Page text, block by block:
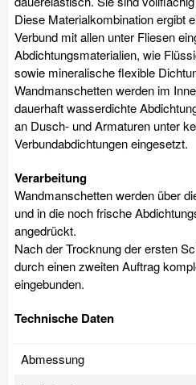
Diese Materialkombination ergibt
Verbund mit allen unter Fliesen
Abdichtungsmaterialien, wie
sowie mineralische flexible
Wandmanschetten werden im
dauerhaft wasserdichte
an Dusch- und Armaturen unter
Verbundabdichtungen eingesetzt.
Verarbeitung
Wandmanschetten werden über
und in die noch frische
angedrückt.
Nach der Trocknung der ersten
durch einen zweiten Auftrag
eingebunden.
Technische Daten
Abmessung